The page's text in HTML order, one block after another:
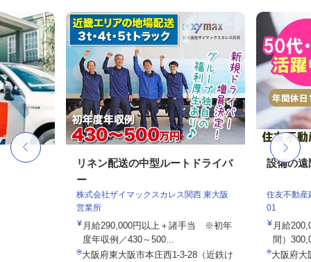
リネン配送の中型ルートドライバ
ー
株式会社ザイマックスカレス関西 東大阪
営業所
月給290,000円以上＋諸手当 ※初年
度年収例／430～500...
大阪府東大阪市本庄西1-3-28（近鉄け
設備の遠
住友不動産
01
月給
間）
大阪府大